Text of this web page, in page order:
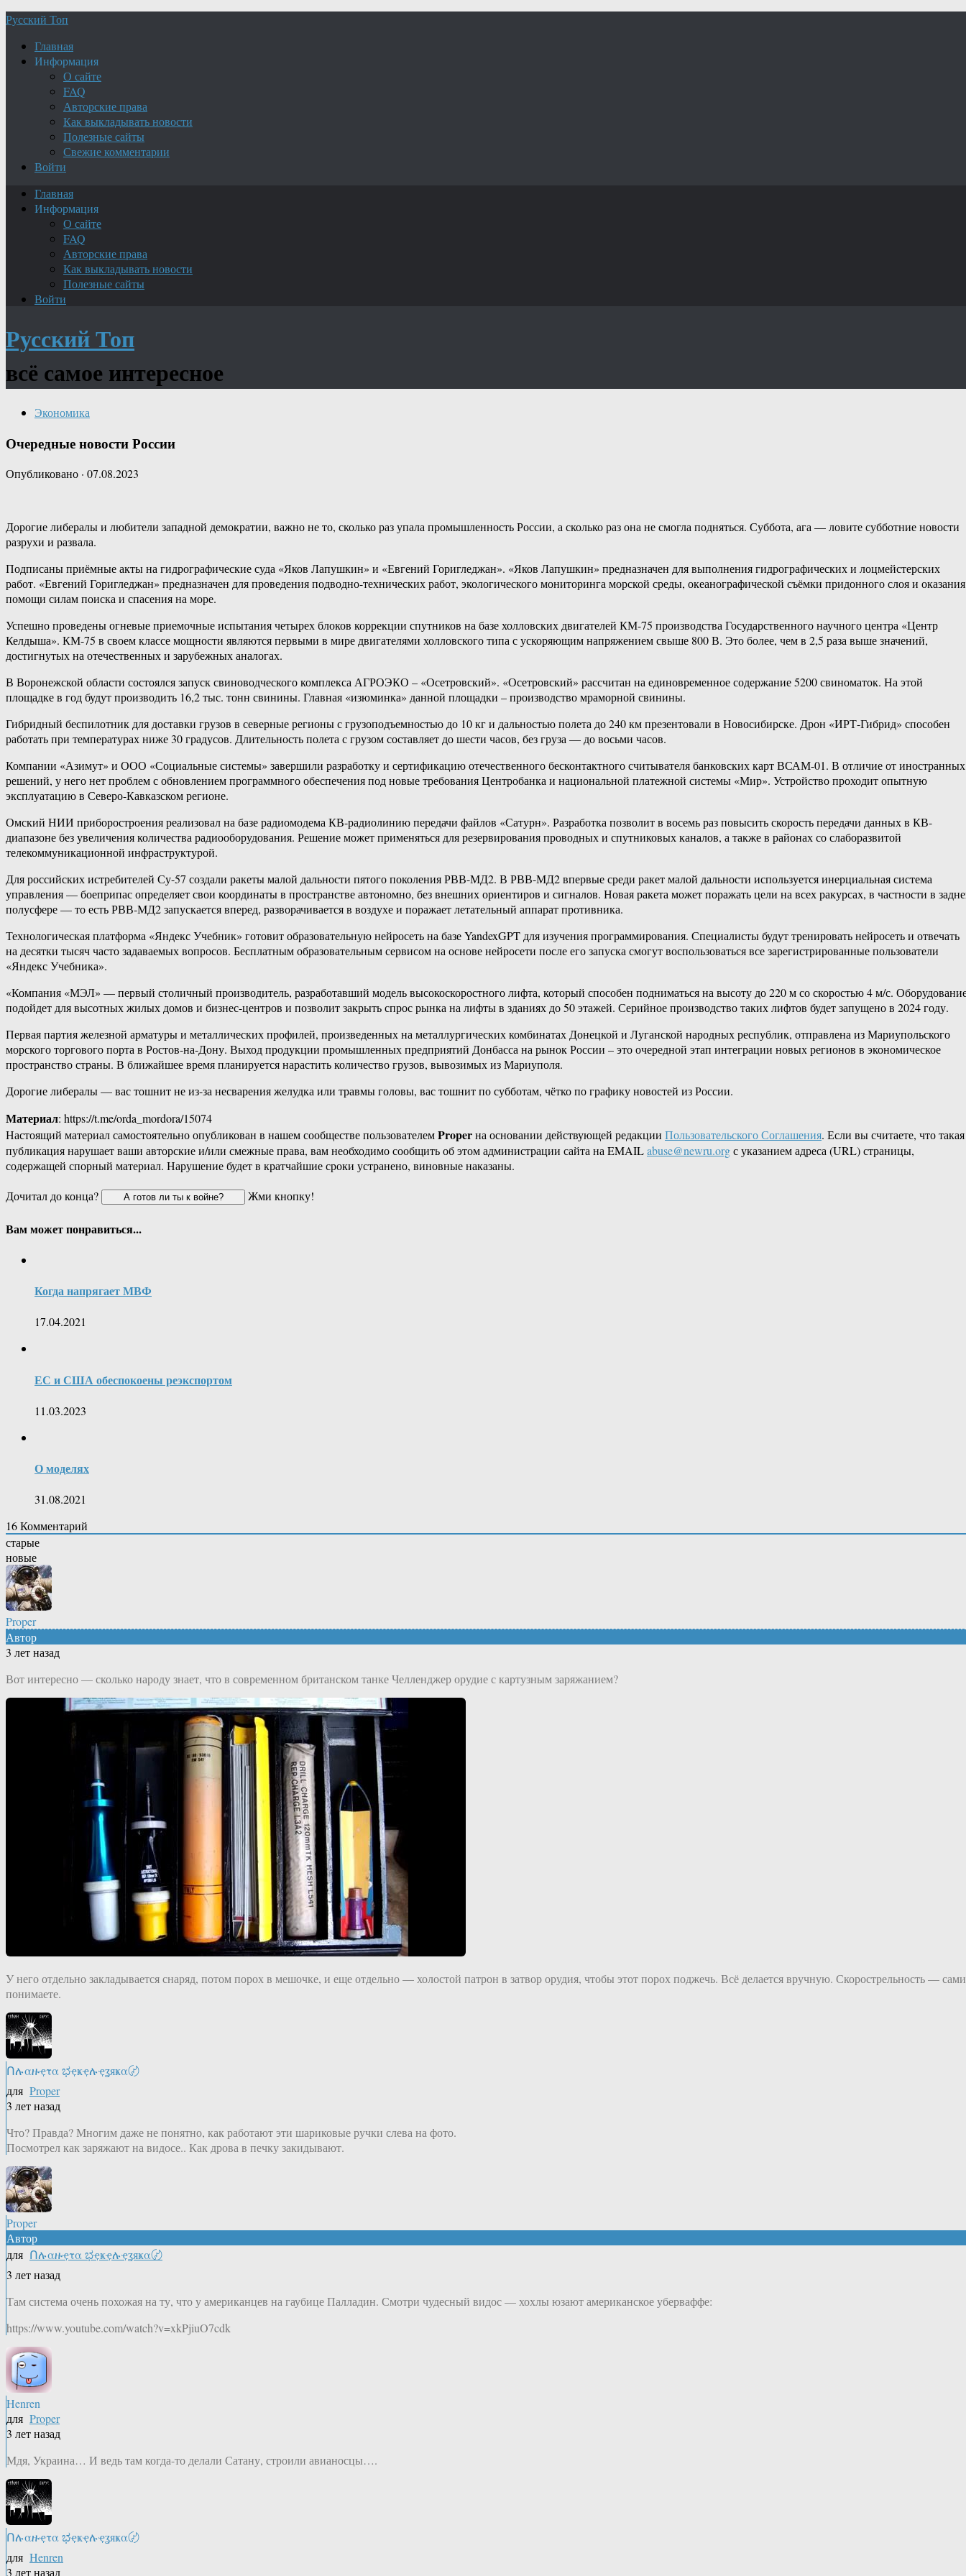
Русский Топ
Главная
Информация
О сайте
FAQ
Авторские права
Как выкладывать новости
Полезные сайты
Свежие комментарии
Войти
Главная
Информация
О сайте
FAQ
Авторские права
Как выкладывать новости
Полезные сайты
Войти
Русский Топ
всё самое интересное
Экономика
Очередные новости России
Опубликовано · 07.08.2023
Дорогие либералы и любители западной демократии, важно не то, сколько раз упала промышленность России, а сколько раз она не смогла подняться. Суббота, ага — ловите субботние новости
разрухи и развала.
Подписаны приёмные акты на гидрографические суда «Яков Лапушкин» и «Евгений Горигледжан». «Яков Лапушкин» предназначен для выполнения гидрографических и лоцмейстерских
работ. «Евгений Горигледжан» предназначен для проведения подводно-технических работ, экологического мониторинга морской среды, океанографической съёмки придонного слоя и оказания
помощи силам поиска и спасения на море.
Успешно проведены огневые приемочные испытания четырех блоков коррекции спутников на базе холловских двигателей КМ-75 производства Государственного научного центра «Центр
Келдыша». КМ-75 в своем классе мощности являются первыми в мире двигателями холловского типа с ускоряющим напряжением свыше 800 В. Это более, чем в 2,5 раза выше значений,
достигнутых на отечественных и зарубежных аналогах.
В Воронежской области состоялся запуск свиноводческого комплекса АГРОЭКО – «Осетровский». «Осетровский» рассчитан на единовременное содержание 5200 свиноматок. На этой
площадке в год будут производить 16,2 тыс. тонн свинины. Главная «изюминка» данной площадки – производство мраморной свинины.
Гибридный беспилотник для доставки грузов в северные регионы с грузоподъемностью до 10 кг и дальностью полета до 240 км презентовали в Новосибирске. Дрон «ИРТ-Гибрид» способен
работать при температурах ниже 30 градусов. Длительность полета с грузом составляет до шести часов, без груза — до восьми часов.
Компании «Азимут» и ООО «Социальные системы» завершили разработку и сертификацию отечественного бесконтактного считывателя банковских карт ВСАМ-01. В отличие от иностранных
решений, у него нет проблем с обновлением программного обеспечения под новые требования Центробанка и национальной платежной системы «Мир». Устройство проходит опытную
эксплуатацию в Северо-Кавказском регионе.
Омский НИИ приборостроения реализовал на базе радиомодема КВ-радиолинию передачи файлов «Сатурн». Разработка позволит в восемь раз повысить скорость передачи данных в КВ-
диапазоне без увеличения количества радиооборудования. Решение может применяться для резервирования проводных и спутниковых каналов, а также в районах со слаборазвитой
телекоммуникационной инфраструктурой.
Для российских истребителей Су-57 создали ракеты малой дальности пятого поколения РВВ-МД2. В РВВ-МД2 впервые среди ракет малой дальности используется инерциальная система
управления — боеприпас определяет свои координаты в пространстве автономно, без внешних ориентиров и сигналов. Новая ракета может поражать цели на всех ракурсах, в частности в
полусфере — то есть РВВ-МД2 запускается вперед, разворачивается в воздухе и поражает летательный аппарат противника.
Технологическая платформа «Яндекс Учебник» готовит образовательную нейросеть на базе YandexGPT для изучения программирования. Специалисты будут тренировать нейросеть и отвечать
на десятки тысяч часто задаваемых вопросов. Бесплатным образовательным сервисом на основе нейросети после его запуска смогут воспользоваться все зарегистрированные пользователи
«Яндекс Учебника».
«Компания «МЭЛ» — первый столичный производитель, разработавший модель высокоскоростного лифта, который способен подниматься на высоту до 220 м со скоростью 4 м/с.
подойдет для высотных жилых домов и бизнес-центров и позволит закрыть спрос рынка на лифты в зданиях до 50 этажей. Серийное производство таких лифтов будет запущено в 2024 году.
Первая партия железной арматуры и металлических профилей, произведенных на металлургических комбинатах Донецкой и Луганской народных республик, отправлена из Мариупольского
морского торгового порта в Ростов-на-Дону. Выход продукции промышленных предприятий Донбасса на рынок России – это очередной этап интеграции новых регионов в экономическое
пространство страны. В ближайшее время планируется нарастить количество грузов, вывозимых из Мариуполя.
Дорогие либералы — вас тошнит не из-за несварения желудка или травмы головы, вас тошнит по субботам, чётко по графику новостей из России.
Материал: https://t.me/orda_mordora/15074
Настоящий материал самостоятельно опубликован в нашем сообществе пользователемProperна основании действующей редакции Пользовательского Соглашения. Если вы считаете, что такая
публикация нарушает ваши авторские и/или смежные права, вам необходимо сообщить об этом администрации сайта на EMAILabuse@newru.orgс указанием адреса (URL) страницы,
содержащей спорный материал. Нарушение будет в кратчайшие сроки устранено, виновные наказаны.
Дочитал до конца?
Жми кнопку!
Вам может понравиться...
Когда напрягает МВФ
17.04.2021
ЕС и США обеспокоены реэкспортом
11.03.2023
О моделях
31.08.2021
16Комментарий
старые
новые
Proper
Автор
3 лет назад
Вот интересно — сколько народу знает, что в современном британском танке Челленджер орудие с картузным заряжанием?
У него отдельно закладывается снаряд, потом порох в мешочке, и еще отдельно — холостой патрон в затвор орудия, чтобы этот порох поджечь. Всё делается вручную. Скорострельность — сами
понимаете.
Ոሉαዙҿτα ಭҿҝҿሉҿʓяҝα〄
для Proper
3 лет назад
Что? Правда? Многим даже не понятно, как работают эти шариковые ручки слева на фото.
Посмотрел как заряжают на видосе.. Как дрова в печку закидывают.
Proper
Автор
для Ոሉαዙҿτα ಭҿҝҿሉҿʓяҝα〄
3 лет назад
Там система очень похожая на ту, что у американцев на гаубице Палладин. Смотри чудесный видос — хохлы юзают американское уберваффе:
https://www.youtube.com/watch?v=xkPjiuO7cdk
Henren
для Proper
3 лет назад
Мдя, Украина… И ведь там когда-то делали Сатану, строили авианосцы….
Ոሉαዙҿτα ಭҿҝҿሉҿʓяҝα〄
для Henren
3 лет назад